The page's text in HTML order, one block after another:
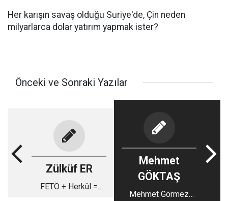
Her karışın savaş olduğu Suriye'de, Çin neden
milyarlarca dolar yatırım yapmak ister?
Önceki ve Sonraki Yazılar
Zülküf ER
FETÖ + Herkül =
Mehmet
GÖKTAŞ
Mehmet Görmez